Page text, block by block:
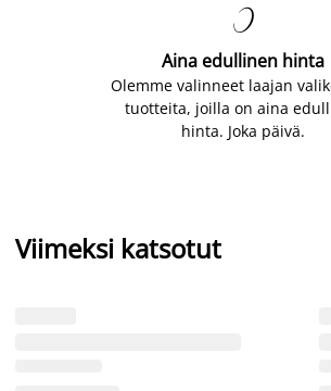

Aina edullinen hinta
Olemme valinneet laajan
tuotteita, joilla on aina
hinta. Joka päivä.
Viimeksi katsotut